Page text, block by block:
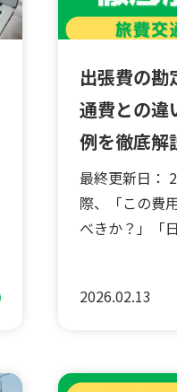
出張費の勘
通費との違
例を徹底解
最終更新日：
際、「この費
べきか？」「
2026.02.13